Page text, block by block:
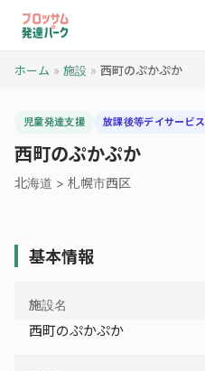
ホーム » 施設 » 西町のぷかぷか
児童発達支援 放課後等デイサービス
西町のぷかぷか
北海道 > 札幌市西区
基本情報
施設名
西町のぷかぷか